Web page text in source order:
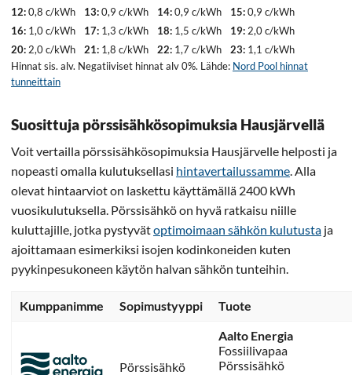
12:0,8 c/kWh 13:0,9 c/kWh 14:0,9 c/kWh 15:0,9 c/kWh
16: 1,0 c/kWh 17: 1,3 c/kWh 18: 1,5 c/kWh 19: 2,0 c/kWh
20: 2,0 c/kWh 21: 1,8 c/kWh 22: 1,7 c/kWh 23: 1,1 c/kWh
Hinnat sis. alv. Negatiiviset hinnat alv 0%. Lähde: Nord Pool hinnat
tunneittain
Suosittuja pörssisähkösopimuksia Hausjärvellä
Voit vertailla pörssisähkösopimuksia Hausjärvelle helposti ja
nopeasti omalla kulutuksellasi hintavertailussamme . Alla
olevat hintaarviot on laskettu käyttämällä 2400 kWh
vuosikulutuksella. Pörssisähkö on hyvä ratkaisu niille
kuluttajille, jotka pystyvätoptimoimaan sähkön kulutusta ja
ajoittamaan esimerkiksi isojen kodinkoneiden kuten
pyykinpesukoneen käytön halvan sähkön tunteihin.
Kumppanimme Sopimustyyppi Tuote
Pörssisähkö
Aalto Energia
Fossiilivapaa
Pörssisähkö